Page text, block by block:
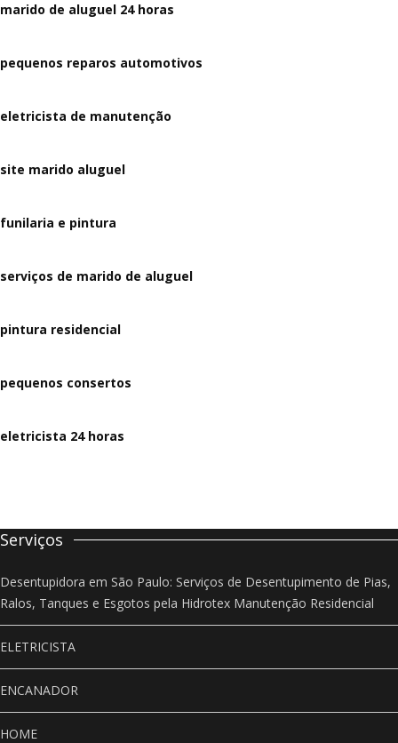
marido de aluguel 24 horas
pequenos reparos automotivos
eletricista de manutenção
site marido aluguel
funilaria e pintura
serviços de marido de aluguel
pintura residencial
pequenos consertos
eletricista 24 horas
Serviços
Desentupidora em São Paulo: Serviços de Desentupimento de Pias,
Ralos, Tanques e Esgotos pela Hidrotex Manutenção Residencial
ELETRICISTA
ENCANADOR
HOME